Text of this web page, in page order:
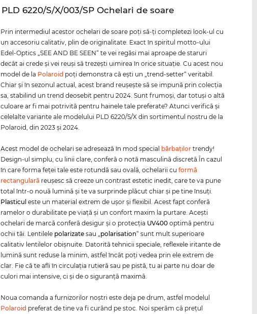
‌PLD 6220/S/X/003/SP Ochelari de soare
Prin intermediul acestor ochelari de soare poţi să-ţi completezi look-ul cu
un accesoriu calitativ, plin de originalitate. Exact în spiritul motto-ului
Edel-Optics „SEE AND BE SEEN“ te vei regăsi mai aproape de staruri
decât ai crede şi vei reuşi să trezeşti uimirea în orice situaţie. Cu acest nou
model de la Polaroid poţi demonstra că eşti un „trend-setter“ veritabil.
Chiar şi în sezonul actual, acest brand reuşeşte să se impună prin colecţia
sa, stabilind un trend deosebit pentru 2024. Sunt frumoşi, dar totuşi o altă
culoare ar fi mai potrivită pentru hainele tale preferate? Atunci verifică şi
celelalte variante ale modelului PLD 6220/S/X din sortimentul nostru de la
Polaroid, din 2023 şi 2024.
Acest model de ochelari se adresează în mod special bărbaţilor trendy!
Design-ul simplu, cu linii clare, conferă o notă masculină discretă.În cazul
în care forma feţei tale este rotundă sau ovală, ochelarii cuformă
rectangulară reuşesc să creeze un contrast estetic inedit, care te va pune
total într-o nouă lumină şi te va surprinde plăcut chiar şi pe tine însuţi.
Plasticul este un material extrem de uşor şi flexibil. Acest fapt conferă
ramelor o durabilitate pe viaţă şi un confort maxim la purtare. Aceşti
ochelari de marcă conferă desigur şi o protecţia UV400 optimă pentru
ochii tăi. Lentilele polarizate sau „polarisation“ sunt mult superioare
calitativ lentilelor obişnuite. Datorită tehnicii speciale, reflexele iritante de
lumină sunt reduse la minim, astfel încât poţi vedea prin ele extrem de
clar. Fie că te afli în circulaţia rutieră sau pe pistă, tu ai parte nu doar de
culori mai intensive, ci şi de o siguranţă maximă.
Noua comanda a furnizorilor noştri este deja pe drum, astfel modelul
Polaroid preferat de tine va fi curând pe stoc. Noi sperăm că preţul